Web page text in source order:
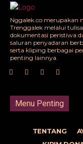
Nggalek.co merupakan
Trenggalek melalui
dokumentasi peristiwa
saluran penyadaran
serta kliping berbagai
penting lainnya.
Menu Penting
TENTANG